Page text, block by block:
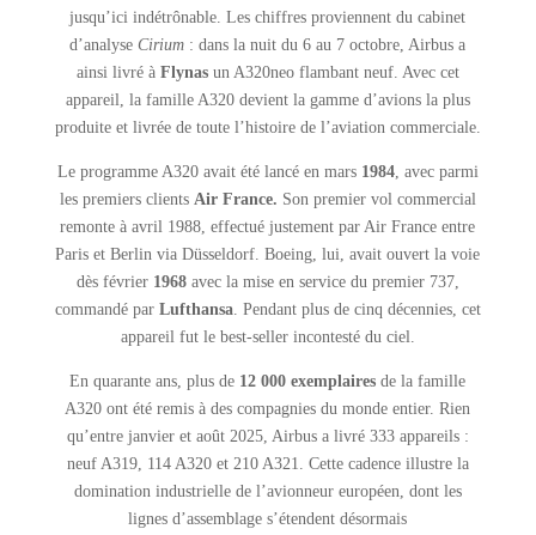
jusqu’ici indétrônable. Les chiffres proviennent du cabinet
d’analyseCirium : dans la nuit du 6 au 7 octobre, Airbus a
ainsi livré à Flynasun A320neo flambant neuf. Avec cet
appareil, la famille A320 devient la gamme d’avions la plus
produite et livrée de toute l’histoire de l’aviation commerciale.
Le programme A320 avait été lancé en mars 1984, avec parmi
les premiers clients Air France. Son premier vol commercial
remonte à avril 1988, effectué justement par Air France entre
Paris et Berlin via Düsseldorf. Boeing, lui, avait ouvert la voie
dès février 1968avec la mise en service du premier 737,
commandé par Lufthansa. Pendant plus de cinq décennies, cet
appareil fut le best-seller incontesté du ciel.
En quarante ans, plus de 12 000 exemplaires de la famille
A320 ont été remis à des compagnies du monde entier. Rien
qu’entre janvier et août 2025, Airbus a livré 333 appareils :
neuf A319, 114 A320 et 210 A321. Cette cadence illustre la
domination industrielle de l’avionneur européen, dont les
lignes d’assemblage s’étendent désormais